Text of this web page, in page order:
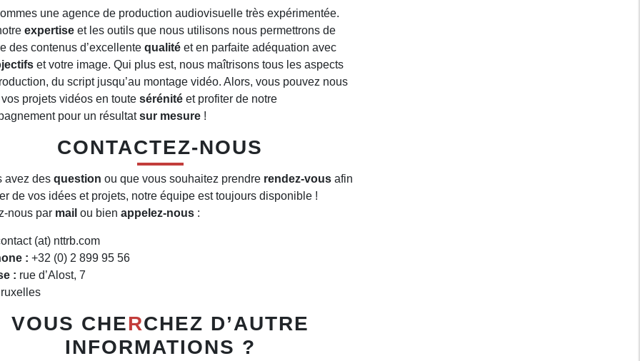
une agence de production audiovisuelle très expérimentée.
expertiseet les outils que nous utilisons nous permettrons de
des contenus d’excellente qualitéet en parfaite adéquation avec
et votre image. Qui plus est, nous maîtrisons tous les aspects
du script jusqu’au montage vidéo. Alors, vous pouvez nous
projets vidéos en toute sérénitéet profiter de notre
pour un résultatsur mesure!
CONTACTEZ-NOUS
avez des question ou que vous souhaitez prendrerendez-vousafin
de vos idées et projets, notre équipe est toujours disponible !
nous par mail ou bien appelez-nous:
(at) nttrb.com
: +32 (0) 2 899 95 56
: rue d’Alost, 7
VOUS CHERCHEZ D’AUTRE
INFORMATIONS ?